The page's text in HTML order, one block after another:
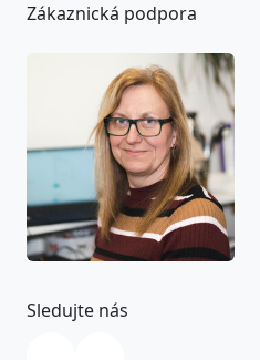
Zákaznická podpora
Sledujte nás